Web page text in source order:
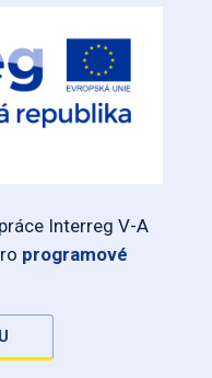
Interreg V-A
programové